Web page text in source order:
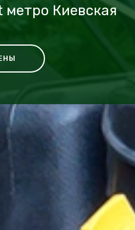
метро Киевская